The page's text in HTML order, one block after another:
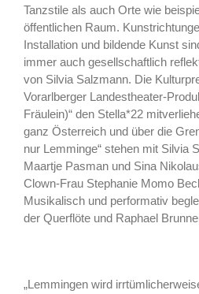
Tanzstile als auch Orte wie
öffentlichen Raum.
Installation und bildende Kunst
immer auch gesellschaftlich
von Silvia Salzmann. Die
Vorarlberger Landestheater-
Fräulein)“ den Stella*22
ganz Österreich und über die
nur Lemminge“ stehen mit Silvia
Maartje Pasman und Sina
Clown-Frau Stephanie Momo
Musikalisch und performativ
der Querflöte und Raphael
„Lemmingen wird